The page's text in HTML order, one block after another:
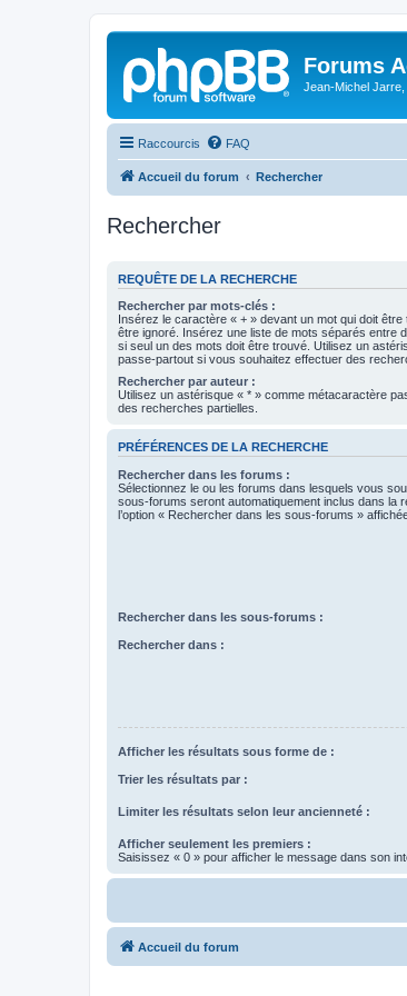
Forums
Jean-Michel Jarre,
Raccourcis FAQ
Accueil du forum Rechercher
Rechercher
REQUÊTE DE LA RECHERCHE
Rechercher par mots-clés :
Insérez le caractère « + » devant un mot qui doit
être ignoré. Insérez une liste de mots séparés entre
si seul un des mots doit être trouvé. Utilisez un
passe-partout si vous souhaitez effectuer des
Rechercher par auteur :
Utilisez un astérisque « * » comme métacaractère
des recherches partielles.
PRÉFÉRENCES DE LA RECHERCHE
Rechercher dans les forums :
Sélectionnez le ou les forums dans lesquels vous
sous-forums seront automatiquement inclus dans la
l’option « Rechercher dans les sous-forums »
Rechercher dans les sous-forums :
Rechercher dans :
Afficher les résultats sous forme de :
Trier les résultats par :
Limiter les résultats selon leur ancienneté :
Afficher seulement les premiers :
Saisissez « 0 » pour afficher le message dans son
Accueil du forum